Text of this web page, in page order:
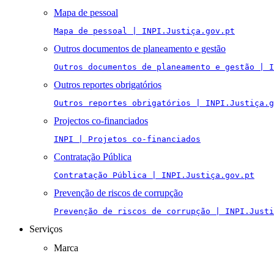
Mapa de pessoal
Mapa de pessoal | INPI.Justiça.gov.pt
Outros documentos de planeamento e gestão
Outros documentos de planeamento e gestão
Outros reportes obrigatórios
Outros reportes obrigatórios |
Projectos co-financiados
INPI | Projetos co-financiados
Contratação Pública
Contratação Pública | INPI.Justiça.gov.pt
Prevenção de riscos de corrupção
Prevenção de riscos de corrupção |
Serviços
Marca